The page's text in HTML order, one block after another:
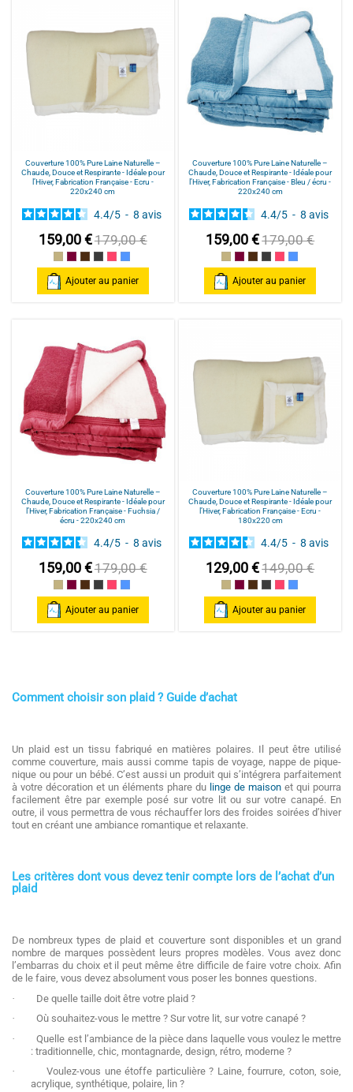
Couverture 100% Pure Laine Naturelle –
Chaude, Douce et Respirante - Idéale pour
l’Hiver, Fabrication Française - Ecru -
220x240 cm
4.4/5 - 8 avis
159,00 €179,00 €
Ecruprune / écru
chocolat / écru
gris / écru
Fuchsia / écru
Bleu / écru
Ajouter au panier
Couverture 100% Pure Laine Naturelle –
Chaude, Douce et Respirante - Idéale pour
l’Hiver, Fabrication Française - Bleu / écru -
220x240 cm
4.4/5 - 8avis
159,00 €179,00 €
Ecruprune / écru
chocolat / écru
gris / écru
Fuchsia / écru
Bleu / écru
Ajouter au panier
Couverture 100% Pure Laine Naturelle –
Chaude, Douce et Respirante - Idéale pour
l’Hiver, Fabrication Française - Fuchsia /
écru - 220x240 cm
4.4/5 - 8 avis
159,00 €179,00 €
Ecruprune / écru
chocolat / écru
gris / écru
Fuchsia / écru
Bleu / écru
Ajouter au panier
Couverture 100% Pure Laine Naturelle –
Chaude, Douce et Respirante - Idéale pour
l’Hiver, Fabrication Française - Ecru -
180x220 cm
4.4/5 - 8avis
129,00 €149,00 €
Ecruprune / écru
chocolat / écru
gris / écru
Fuchsia / écru
Bleu / écru
Ajouter au panier
Comment choisir son plaid ? Guide d’achat
Un plaid est un tissu fabriqué en matières polaires. Il peut être utilisé
comme couverture, mais aussi comme tapis de voyage, nappe de pique-
nique ou pour un bébé. C’est aussi un produit qui s’intégrera parfaitement
à votre décoration et un éléments phare du linge de maison et qui pourra
facilement être par exemple posé sur votre lit ou sur votre canapé. En
outre, il vous permettra de vous réchauffer lors des froides soirées d’hiver
tout en créant une ambiance romantique et relaxante.
Les critères dont vous devez tenir compte lors de l’achat d’un
plaid
De nombreux types de plaid et couverture sont disponibles et un grand
nombre de marques possèdent leurs propres modèles. Vous avez donc
l’embarras du choix et il peut même être difficile de faire votre choix. Afin
de le faire, vous devez absolument vous poser les bonnes questions.
·
De quelle taille doit être votre plaid ?
·
Où souhaitez-vous le mettre ? Sur votre lit, sur votre canapé ?
·
Quelle est l’ambiance de la pièce dans laquelle vous voulez le mettre
: traditionnelle, chic, montagnarde, design, rétro, moderne ?
·
Voulez-vous une étoffe particulière ? Laine, fourrure, coton, soie,
acrylique, synthétique, polaire, lin ?